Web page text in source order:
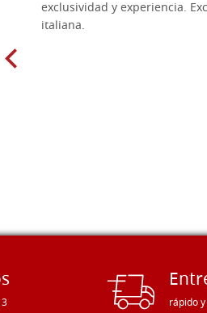
exclusividad y experiencia.
italiana.
rápido